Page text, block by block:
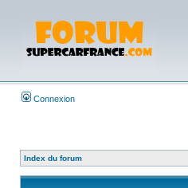
Connexion
Index du forum